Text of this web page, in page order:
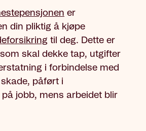
er
din pliktig å kjøpe
til deg. Dette er
skal dekke tap, utgifter
i forbindelse med
påført i
jobb, mens arbeidet blir